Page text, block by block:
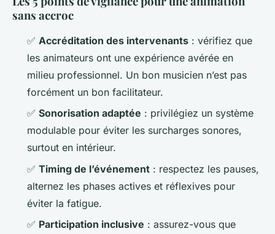
sans accroc
✅ Accréditation des intervenants : vérifiez que
les animateurs ont une expérience avérée en
milieu professionnel. Un bon musicien n’est pas
forcément un bon facilitateur.
✅ Sonorisation adaptée : privilégiez un système
modulable pour éviter les surcharges sonores,
surtout en intérieur.
✅ Timing de l’événement : respectez les pauses,
alternez les phases actives et réflexives pour
éviter la fatigue.
✅ Participation inclusive : assurez-vous que